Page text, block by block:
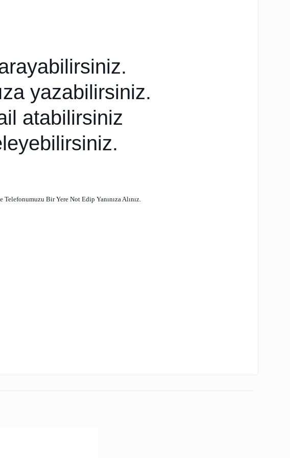
yazabilirsiniz.
atabilirsiniz
Bir Yere Not Edip Yanınıza Alınız.